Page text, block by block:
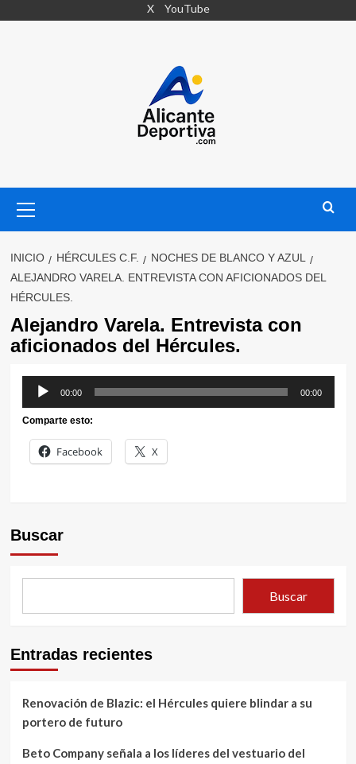
X YouTube
primario
INICIO HÉRCULES C.F.
NOCHES DE BLANCO Y AZUL
ALEJANDRO VARELA. ENTREVISTA CON AFICIONADOS DEL
HÉRCULES.
Alejandro Varela. Entrevista con
aficionados del Hércules.
Reproductor
de
audio
00:00 00:00
Comparte esto:
Facebook X
Buscar
Buscar
Entradas recientes
Renovación de Blazic: el Hércules quiere blindar a su
portero de futuro
Beto Company señala a los líderes del vestuario del